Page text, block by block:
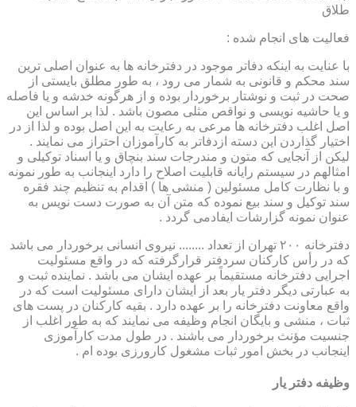
طلاق
فعالیت های انجام شده :
با عنایت به اینکه دفاتر موجود در دفترخانه ها به عنوان اصلی ترین
سند محکم و قانونی به شمار می رود ، به طور مطلق بایستی از
صحت در ثبت و نوشتار برخوردار بوده و از هرگونه خدشه و یا فاصله
و یا حاشیه نویسی و نواقص مثلی مصون باشد . لذا بر اساس این
اصل اغلب دفترخانه ها مرعی به رعایت به این اصل بوده و لذا از در
اختیار گذاردن این دسته ازدفاتر به کارآموزان احتراز می نمایند .
لیکن از آنجایی که متون و مندرجات سند بنچاق و یا اسناد توکیلی و
امثالهم در سیستم رایانه قابلیت اصلاح را دارد اینجانب به طور نمونه
و با نظارت کامل مسئولین ( منشی ها ) اقدام به تنظیم چند فقره
سند توکیل و سند بیع نموده که متن آن به صورت دست نویس به
عنوان نمونه گزارشات ایفادمی گردد .
دفترخانه ۲۰۰ تهران از تعداد ........ نیروی انسانی برخوردار می باشد
که در رأس کارکنان سردفتر قرارگرفته که در واقع مسئولیت
اجرایی دفترخانه مستقیماً بر عهده ایشان می باشد . نماینده ثبت و
به عبارتی دیگر دفتر یار بعد از ایشان دارای مسئولیت است که در
واقع معاونت دفترخانه را بر عهده دارد . بقیه کارکنان در پست های
ثبات ، منشی و بایگان انجام وظیفه می نمایند که به طور اغلب از
جنسیت مؤنث برخوردار می باشند . در طول مدت کارآموزی
اینجانب در بخش امور ثبات مشغول کارورزی بوده ام .
وظیفه دفتر یار